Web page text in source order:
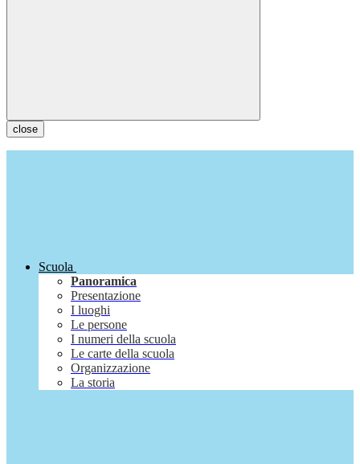
close
Scuola
Panoramica
Presentazione
I luoghi
Le persone
I numeri della scuola
Le carte della scuola
Organizzazione
La storia